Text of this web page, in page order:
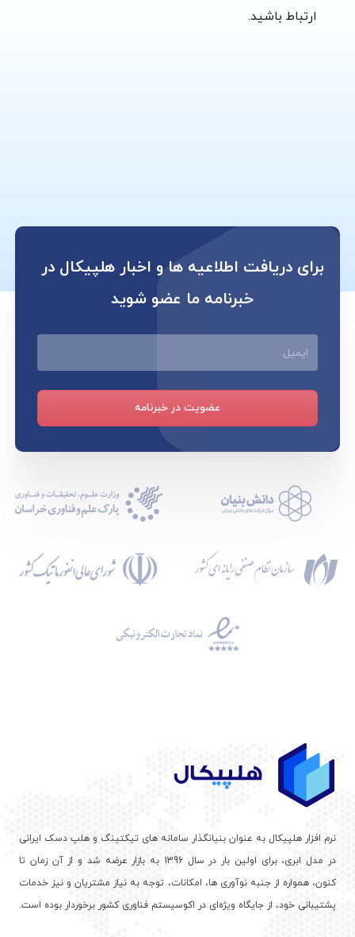
ارتباط باشید.
برای دریافت اطلاعیه ها و اخبار هلپیکال در
خبرنامه ما عضو شوید
ایمیل
عضویت در خبرنامه
نرم افزار هلپیکال به عنوان بنیانگذار سامانه های تیکتینگ و هلپ دسک ایرانی
در مدل ابری، برای اولین بار در سال 1396 به بازار عرضه شد و از آن زمان تا
کنون، همواره از جنبه نوآوری ها، امکانات، توجه به نیاز مشتریان و نیز خدمات
پشتیبانی خود، از جایگاه ویژه‌ای در اکوسیستم فناوری کشور برخوردار بوده است.